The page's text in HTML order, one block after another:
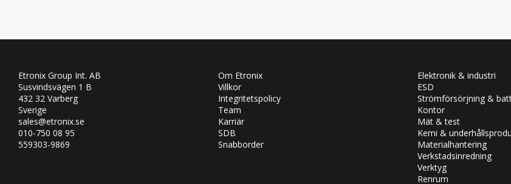
Etronix Group Int. AB
Susvindsvägen 1 B
432 32 Varberg
Sverige
sales@etronix.se
010-750 08 95
559303-9869
Om Etronix
Villkor
Integritetspolicy
Team
Karriär
SDB
Snabborder
Elektronik & industri
ESD
Strömförsörjning &
Kontor
Mät & test
Kemi &
Materialhantering
Verkstadsinredning
Verktyg
Renrum